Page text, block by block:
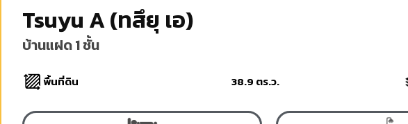
Tsuyu A (ทสึยุ เอ)
บ้านแฝด 1 ชั้น
พื้นที่ดิน 38.9 ตร.ว.